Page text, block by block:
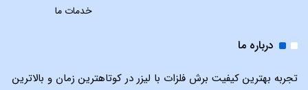
خدمات ما
درباره ما
تجربه بهترین کیفیت برش فلزات با لیزر در کوتاهترین زمان و بالاترین